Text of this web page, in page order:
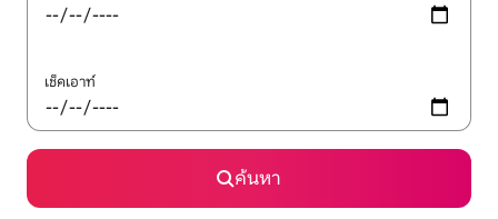
เช็คเอาท์
ค้นหา